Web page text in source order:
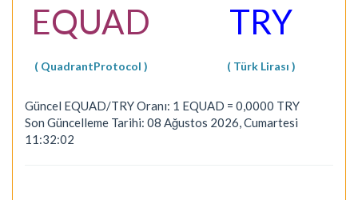
EQUAD
TRY
( QuadrantProtocol ) ( Türk Lirası )
Güncel EQUAD/TRY Oranı: 1 EQUAD = 0,0000 TRY
Son Güncelleme Tarihi: 08 Ağustos 2026, Cumartesi
11:32:02